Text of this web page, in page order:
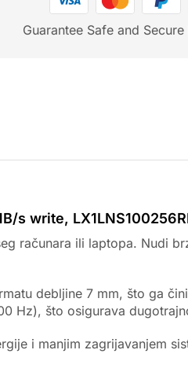
Guarantee Safe and
s write,
računara ili laptopa. Nudi
debljine 7 mm, što ga
Hz), što osigurava
i manjim zagrijavanjem